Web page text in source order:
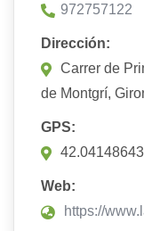
972757122
Dirección:
Carrer de
de Montgrí,
GPS:
Web:
https://